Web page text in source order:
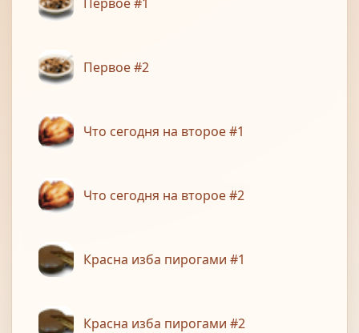
Первое #2
Что сегодня на второе #1
Что сегодня на второе #2
Красна изба пирогами #1
Красна изба пирогами #2